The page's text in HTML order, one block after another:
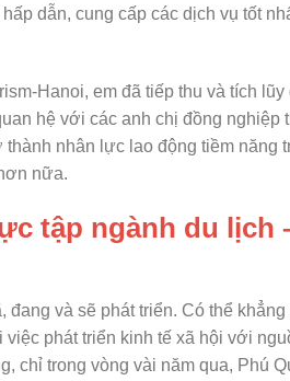
dẫn, cung cấp các dịch vụ tốt
Hanoi, em đã tiếp thu và tích
hệ với các anh chị đồng nghiệp
nhân lực lao động tiềm năng
nữa.
tập ngành du lịch
đang và sẽ phát triển. Có thể
phát triển kinh tế xã hội với
chỉ trong vòng vài năm qua, Phú